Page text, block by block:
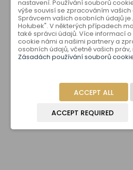
nastavení. Používání souborů
výše souvisí se zpracováním
Správcem vašich osobních údajů je
Hołubek". V některých případech
také správci údajů. Více informací
cookie námi a našimi partnery a
osobních údajů, včetně vašich
Zásadách používání souborů
ACCEPT ALL
ACCEPT REQUIRED